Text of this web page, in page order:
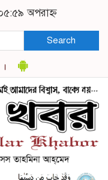
অপরাহ্ন
Search